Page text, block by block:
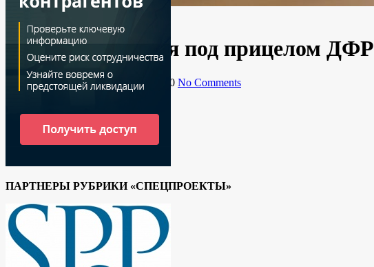
Онлайн торговля под прицелом ДФР
Ирина 02.11.2020 5 ноября, 2020 No Comments
ПАРТНЕРЫ РУБРИКИ «СПЕЦПРОЕКТЫ»